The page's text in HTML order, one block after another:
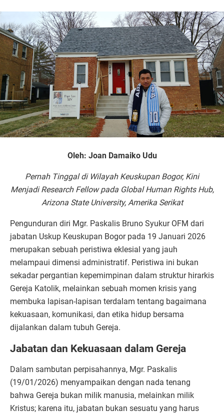
Oleh: Joan Damaiko Udu
Pernah Tinggal di Wilayah Keuskupan Bogor, Kini
Menjadi Research Fellow pada Global Human Rights Hub,
Arizona State University, Amerika Serikat
Pengunduran diri Mgr. Paskalis Bruno Syukur OFM dari
jabatan Uskup Keuskupan Bogor pada 19 Januari 2026
merupakan sebuah peristiwa eklesial yang jauh
melampaui dimensi administratif. Peristiwa ini bukan
sekadar pergantian kepemimpinan dalam struktur hirarkis
Gereja Katolik, melainkan sebuah momen krisis yang
membuka lapisan-lapisan terdalam tentang bagaimana
kekuasaan, komunikasi, dan etika hidup bersama
dijalankan dalam tubuh Gereja.
Jabatan dan Kekuasaan dalam Gereja
Dalam sambutan perpisahannya, Mgr. Paskalis
(19/01/2026) menyampaikan dengan nada tenang
bahwa Gereja bukan milik manusia, melainkan milik
Kristus; karena itu, jabatan bukan sesuatu yang harus